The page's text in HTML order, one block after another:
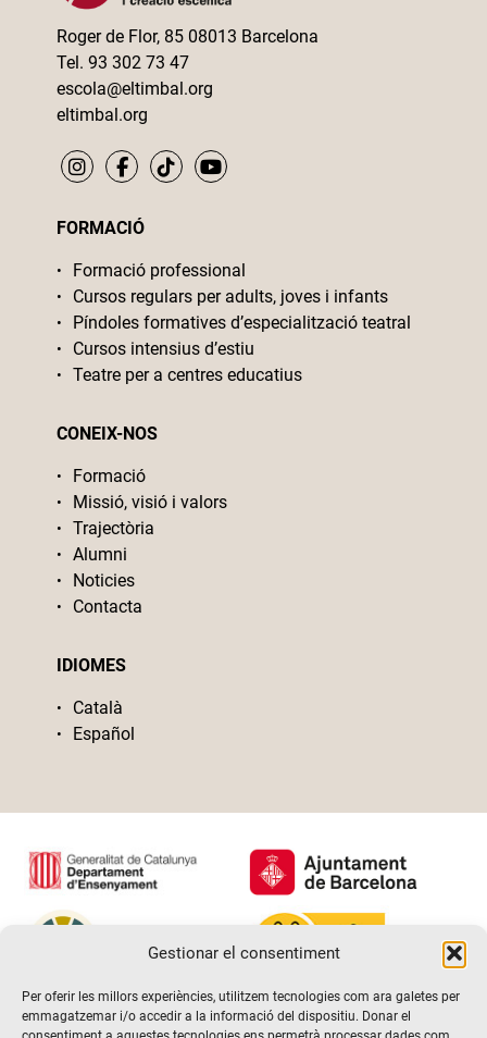
Gestionar el consentiment
Per oferir les millors experiències, utilitzem tecnologies com ara galetes per
emmagatzemar i/o accedir a la informació del dispositiu. Donar el
Roger de Flor, 85 08013 Barcelona
Tel. 93 302 73 47
escola@eltimbal.org
eltimbal.org
FORMACIÓ
Formació professional
Cursos regulars per adults, joves i infants
Píndoles formatives d’especialització teatral
Cursos intensius d’estiu
Teatre per a centres educatius
CONEIX-NOS
Formació
Missió, visió i valors
Trajectòria
Alumni
Noticies
Contacta
IDIOMES
Català
Español